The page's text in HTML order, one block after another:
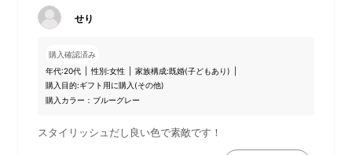
せり
購入確認済み
年代:20代 性別:女性 家族構成:既婚(子どもあり)
購入目的:ギフト用に購入(その他)
購入カラー：ブルーグレー
スタイリッシュだし良い色で素敵です！